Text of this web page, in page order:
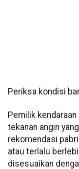
Periksa kondisi
Pemilik
tekanan angin
rekomendasi
atau terlalu
disesuaikan